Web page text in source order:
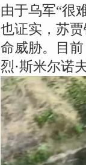
由于乌军“很
也证实，苏
命威胁。目
烈·斯米尔诺